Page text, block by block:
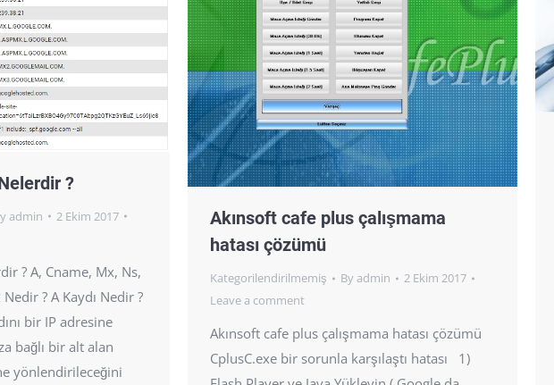
?
admin
2 Ekim 2017
? A, Cname, Mx, Ns,
? A Kaydı Nedir ?
bir IP adresine
bağlı bir alt alan
yönlendirileceğini
Akınsoft cafe plus çalışmama
hatası çözümü
Kategorilendirilmemiş Byadmin
2 Ekim 2017
Leave a comment
Akınsoft cafe plus çalışmama hatası çözümü
CplusC.exe bir sorunla karşılaştı hatası 1)